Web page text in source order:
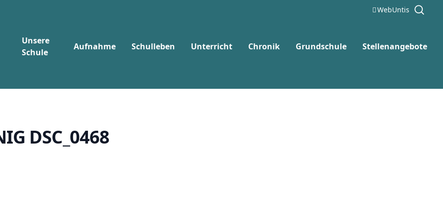
WebUntis
Unsere
Schule
Aufnahme Schulleben Unterricht Chronik Grundschule Stellenangebote
IG DSC 0468